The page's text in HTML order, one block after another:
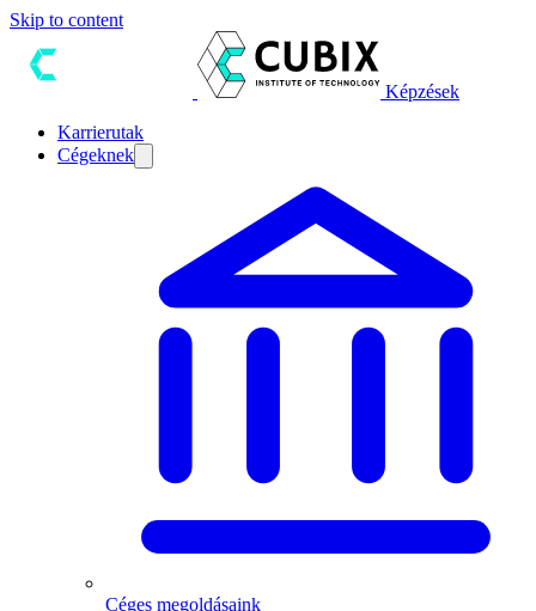
Skip to content
Képzések
Karrierutak
Cégeknek
Céges megoldásaink